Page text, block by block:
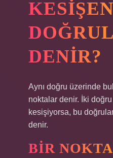
KESIŞEN
DENIR?
Aynı doğru üzerinde
noktalar denir. İki
kesişiyorsa, bu
denir.
BIR